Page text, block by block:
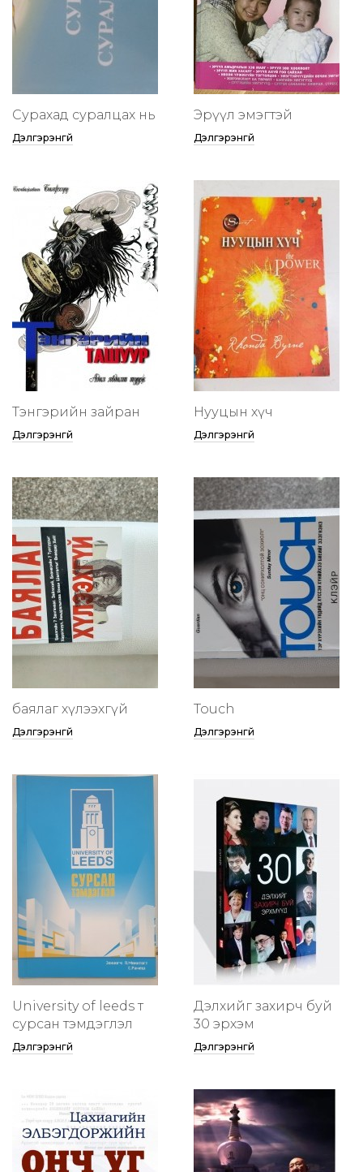
Сурахад суралцах нь
Дэлгэрэнгүй
Эрүүл эмэгтэй
Дэлгэрэнгүй
Тэнгэрийн зайран
Дэлгэрэнгүй
Нууцын хүч
Дэлгэрэнгүй
баялаг хүлээхгүй
Дэлгэрэнгүй
Touch
Дэлгэрэнгүй
University of leeds т
сурсан тэмдэглэл
Дэлгэрэнгүй
Дэлхийг захирч буй
30 эрхэм
Дэлгэрэнгүй